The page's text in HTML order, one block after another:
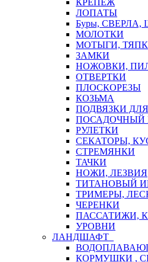
КРЕПЕЖ
ЛОПАТЫ
Буры, СВЕРЛА,
МОЛОТКИ
МОТЫГИ,
ЗАМКИ
НОЖОВКИ,
ОТВЕРТКИ
ПЛОСКОРЕЗЫ
КОЗЬМА
ПОДВЯЗКИ
ПОСАДОЧНЫЙ
РУЛЕТКИ
СЕКАТОРЫ,
СТРЕМЯНКИ
ТАЧКИ
НОЖИ, ЛЕЗВИЯ
ТИТАНОВЫЙ
ТРИМЕРЫ,
ЧЕРЕНКИ
ПАССАТИЖИ,
УРОВНИ
ЛАНДШАФТ
КОРМУШКИ ,